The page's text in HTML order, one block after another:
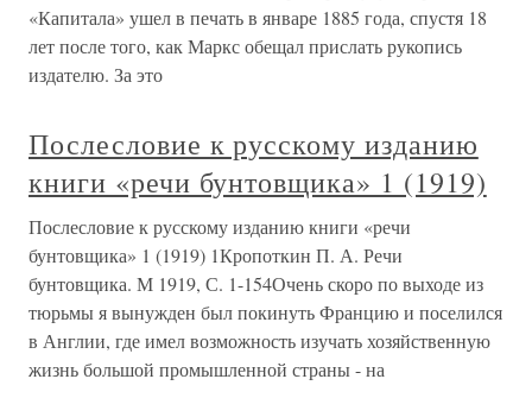
«Капитала» ушел в печать в январе 1885 года, спустя 18
лет после того, как Маркс обещал прислать рукопись
издателю. За это
Послесловие к русскому изданию
книги «речи бунтовщика» 1 (1919)
Послесловие к русскому изданию книги «речи
бунтовщика» 1 (1919) 1Кропоткин П. А. Речи
бунтовщика. М 1919, С. 1-154Очень скоро по выходе из
тюрьмы я вынужден был покинуть Францию и поселился
в Англии, где имел возможность изучать хозяйственную
жизнь большой промышленной страны - на